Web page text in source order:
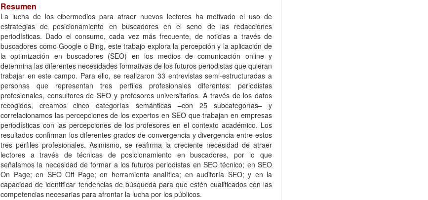
Resumen
La lucha de los cibermedios para atraer nuevos lectores ha motivado el uso de
estrategias de posicionamiento en buscadores en el seno de las redacciones
periodísticas. Dado el consumo, cada vez más frecuente, de noticias a través de
buscadores como Google o Bing, este trabajo explora la percepción y la aplicación de
la optimización en buscadores (SEO) en los medios de comunicación online y
determina las diferentes necesidades formativas de los futuros periodistas que quieran
trabajar en este campo. Para ello, se realizaron 33 entrevistas semi-estructuradas a
personas que representan tres perfiles profesionales diferentes: periodistas
profesionales, consultores de SEO y profesores universitarios. A través de los datos
recogidos, creamos cinco categorías semánticas –con 25 subcategorías– y
correlacionamos las percepciones de los expertos en SEO que trabajan en empresas
periodísticas con las percepciones de los profesores en el contexto académico. Los
resultados confirman los diferentes grados de convergencia y divergencia entre estos
tres perfiles profesionales. Asimismo, se reafirma la creciente necesidad de atraer
lectores a través de técnicas de posicionamiento en buscadores, por lo que
señalamos la necesidad de formar a los futuros periodistas en SEO técnico; en SEO
On Page; en SEO Off Page; en herramienta analítica; en auditoría SEO; y en la
capacidad de identificar tendencias de búsqueda para que estén cualificados con las
competencias necesarias para afrontar la lucha por los públicos.